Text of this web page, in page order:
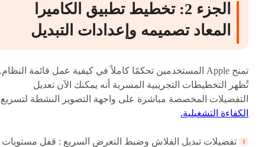
الجزء 2: تخطيط تطبيق الكاميرا
المعاد تصميمه وإعدادات التبديل
تمنح Apple المستخدمين تحكمًا كاملاً في كيفية عمل قائمة النظام.
تُظهر التخطيطات التجريبية المسربة أنه يمكنك الآن تعديل
التفضيلات المخصصة مباشرة على واجهة التصوير النشطة لتسريع
الكفاءة التشغيلية.
تفضيلات تبديل الفلاش وضبط التعرض السريع : قفل مستويات